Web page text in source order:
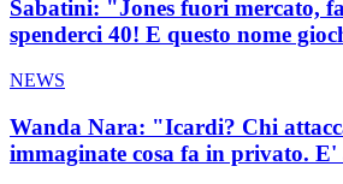
Sabatini: "Jones fuori mercato,
spenderci 40! E questo nome
NEWS
Wanda Nara: "Icardi? Chi
immaginate cosa fa in privato. E'